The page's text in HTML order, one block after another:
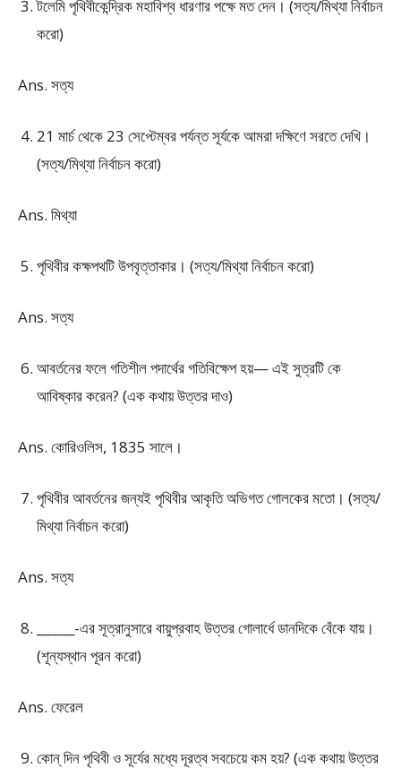
টলেমি পৃথিবীকেন্দ্রিক মহাবিশ্ব ধারণার পক্ষে মত দেন। (সত্য/মিথ্যা নির্বাচন
করো)
Ans. সত্য
21 মার্চ থেকে 23 সেপ্টেম্বর পর্যন্ত সূর্যকে আমরা দক্ষিণে সরতে দেখি।
(সত্য/মিথ্যা নির্বাচন করো)
Ans. মিথ্যা
পৃথিবীর কক্ষপথটি উপবৃত্তাকার। (সত্য/মিথ্যা নির্বাচন করো)
Ans. সত্য
আবর্তনের ফলে গতিশীল পদার্থের গতিবিক্ষেপ হয়— এই সুত্রটি কে
আবিষ্কার করেন? (এক কথায় উত্তর দাও)
Ans. কোরিওলিস, 1835 সালে।
পৃথিবীর আবর্তনের জন্যই পৃথিবীর আকৃতি অভিগত গোলকের মতো। (সত্য/
মিথ্যা নির্বাচন করো)
Ans. সত্য
______-এর সূত্রানুসারে বায়ুপ্রবাহ উত্তর গোলার্ধে ডানদিকে বেঁকে যায়।
(শূন্যস্থান পূরন করো)
Ans. ফেরেল
কোন্ দিন পৃথিবী ও সূর্যের মধ্যে দূরত্ব সবচেয়ে কম হয়? (এক কথায় উত্তর